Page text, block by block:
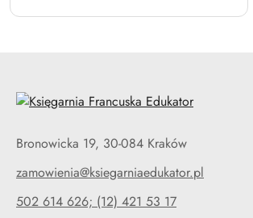
Bronowicka 19, 30-084 Kraków
zamowienia@ksiegarniaedukator.pl
502 614 626; (12) 421 53 17